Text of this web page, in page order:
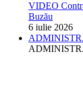
VIDEO
Buzău
6 iulie 2026